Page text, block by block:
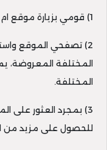
1) قومي بزيارة موقع ام سو عبر المتصفح الإلكتروني الخاص بك.
2) تصفحي الموقع
المختلفة المعروضة،
المختلفة.
3) بمجرد العثور على
للحصول على مزيد من